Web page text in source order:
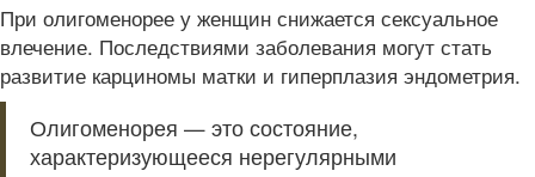
При олигоменорее у женщин снижается сексуальное
влечение. Последствиями заболевания могут стать
развитие карциномы матки и гиперплазия эндометрия.
Олигоменорея — это состояние,
характеризующееся нерегулярными